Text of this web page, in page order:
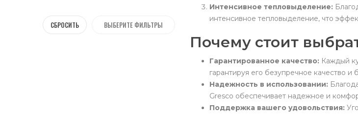
Николаеве
Одессе
СБРОСИТЬ ВЫБЕРИТЕ ФИЛЬТРЫ
Интенсивное тепловыделение:
интенсивное тепловыделение, что
Почему стоит
Гарантированное качество: Каждый
гарантируя его безупречное качество и
Надежность в использовании:
Gresco обеспечивает надежное и
Поддержка вашего удовольствия: